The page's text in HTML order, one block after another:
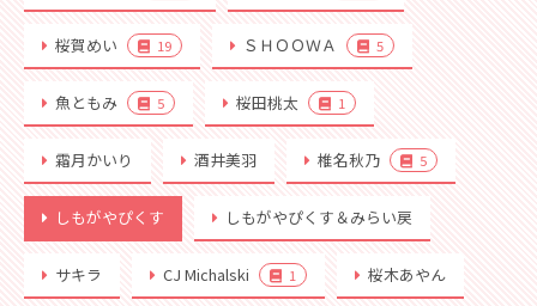
桜賀めい 19 ＳＨＯＯＷＡ 5
魚ともみ 5 桜田桃太 1
霜月かいり 酒井美羽 椎名秋乃 5
しもがやぴくす しもがやぴくす＆みらい戻
サキラ CJ Michalski 1 桜木あやん